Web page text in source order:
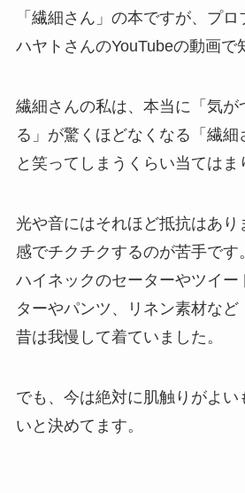
「繊細さん」の本ですが、プ
ハヤトさんのYouTubeの動画で
繊細さんの私は、本当に「気が
る」が驚くほどなくなる「繊細
と笑ってしまうくらい当てはま
光や音にはそれほど抵抗はあり
感でチクチクするのが苦手です。
ハイネックのセーターやツイー
ターやパンツ、リネン素材など
昔は我慢して着ていました。
でも、今は絶対に肌触りがよい
いと決めてます。